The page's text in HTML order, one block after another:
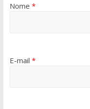
Nome *
E-mail *